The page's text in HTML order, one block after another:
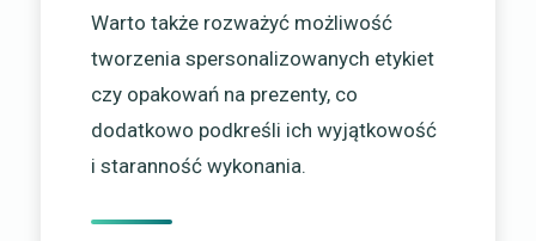
Warto także rozważyć możliwość
tworzenia spersonalizowanych etykiet
czy opakowań na prezenty, co
dodatkowo podkreśli ich wyjątkowość
i staranność wykonania.